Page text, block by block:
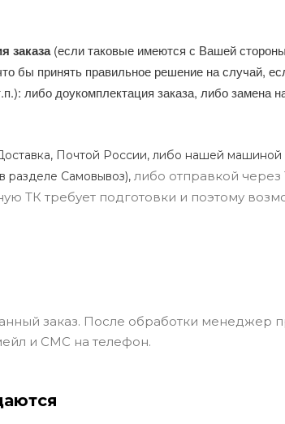
заказа(если таковые имеются с Вашей
бы принять правильное решение на случай,
либо доукомплектация заказа, либо замена
Почтой России, либо нашей машиной
разделе Самовывоз), либо отправкой через
ТК требует подготовки и поэтому
заказ. После обработки менеджер
и СМС на телефон.